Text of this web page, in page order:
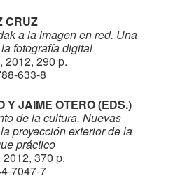
CRUZ
a la imagen en red. Una
fotografía digital
2012, 290 p.
633-8
Y JAIME OTERO (EDS.)
de la cultura. Nuevas
proyección exterior de la
práctico
370 p.
7047-7